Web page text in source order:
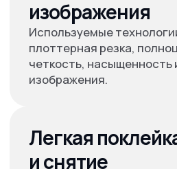
Даю согласие на обработкуперсональных
данных
Получить расчет онлайн